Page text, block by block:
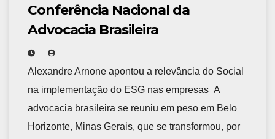
Conferência Nacional da
Advocacia Brasileira
Alexandre Arnone apontou a relevância do Social
na implementação do ESG nas empresas A
advocacia brasileira se reuniu em peso em Belo
Horizonte, Minas Gerais, que se transformou, por